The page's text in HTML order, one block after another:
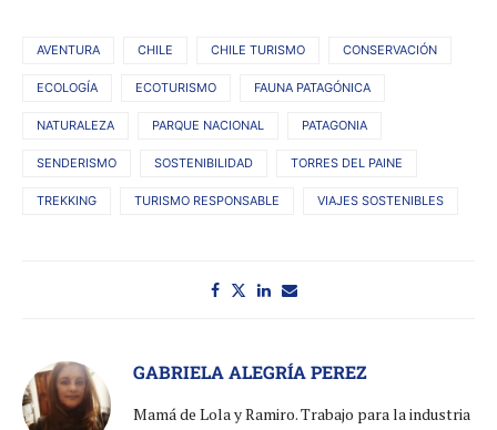
AVENTURA CHILE CHILE TURISMO CONSERVACIÓN
ECOLOGÍA ECOTURISMO FAUNA PATAGÓNICA
NATURALEZA PARQUE NACIONAL PATAGONIA
SENDERISMO SOSTENIBILIDAD TORRES DEL PAINE
TREKKING TURISMO RESPONSABLE VIAJES SOSTENIBLES
GABRIELA ALEGRÍA PEREZ
Mamá de Lola y Ramiro. Trabajo para la industria